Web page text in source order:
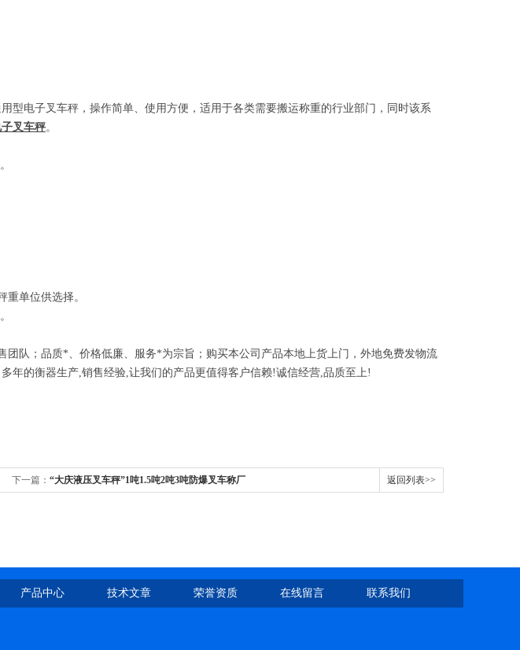
型电子叉车秤，操作简单、使用方便，适用于各类需要搬运称重的行业部门，同时该系
子叉车秤。
。
重单位供选择。
团队；品质*、价格低廉、服务*为宗旨；购买本公司产品本地上货上门，外地免费发物流
年的衡器生产,销售经验,让我们的产品更值得客户信赖!诚信经营,品质至上!
下一篇： “大庆液压叉车秤”1吨1.5吨2吨3吨防爆叉车称厂 返回列表>>
产品中心 技术文章 荣誉资质 在线留言 联系我们